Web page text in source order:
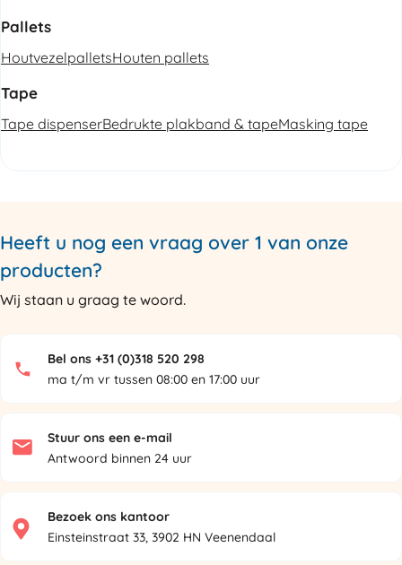
Pallets
HoutvezelpalletsHouten pallets
Tape
Tape dispenserBedrukte plakband & tapeMasking tape
Heeft u nog een vraag over 1 van onze
producten?
Wij staan u graag te woord.
Bel ons +31 (0)318 520 298
ma t/m vr tussen 08:00 en 17:00 uur
Stuur ons een e-mail
Antwoord binnen 24 uur
Bezoek ons kantoor
Einsteinstraat 33, 3902 HN Veenendaal